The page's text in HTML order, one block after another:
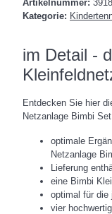
Artikelnummer:
Kategorie:
im Detail -
Entdecken Sie hier
Netzanlage Bimbi Set
optimale
Netzanlage
Lieferung
eine Bimbi
optimal für die
vier